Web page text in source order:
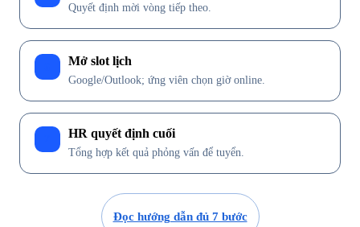
Quyết định mời vòng tiếp theo.
Mở slot lịch
Google/Outlook; ứng viên chọn giờ online.
HR quyết định cuối
Tổng hợp kết quả phỏng vấn để tuyển.
Đọc hướng dẫn đủ 7 bước